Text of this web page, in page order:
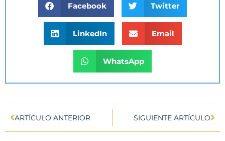
Facebook Twitter
LinkedIn Email
WhatsApp
ARTÍCULO ANTERIOR SIGUIENTE ARTÍCULO